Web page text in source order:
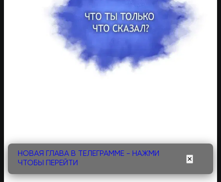
НОВАЯ ГЛАВА В ТЕЛЕГРАММЕ - НАЖМИ
ЧТОБЫ ПЕРЕЙТИ
✕